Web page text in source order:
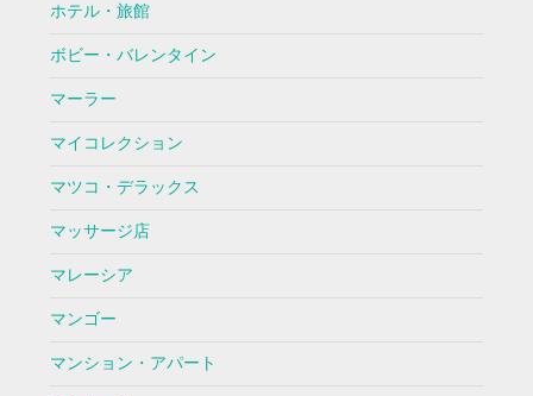
ホテル・旅館
ボビー・バレンタイン
マーラー
マイコレクション
マツコ・デラックス
マッサージ店
マレーシア
マンゴー
マンション・アパート